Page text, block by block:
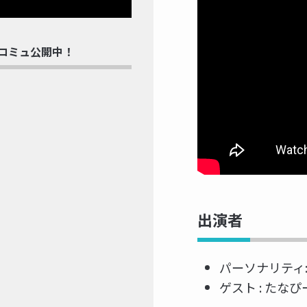
出演者
パーソナリテ
ゲスト : たなぴ
ミュ公開中！